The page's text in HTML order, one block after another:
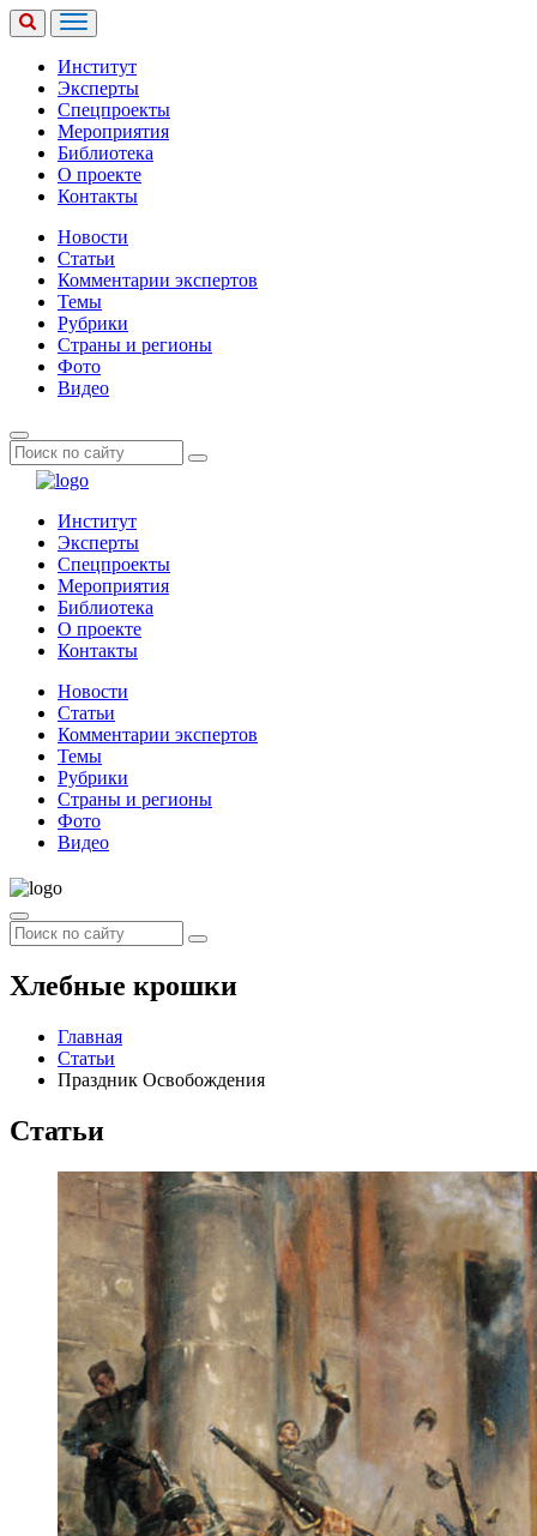
Институт
Эксперты
Спецпроекты
Мероприятия
Библиотека
О проекте
Контакты
Новости
Статьи
Комментарии экспертов
Темы
Рубрики
Страны и регионы
Фото
Видео
Институт
Эксперты
Спецпроекты
Мероприятия
Библиотека
О проекте
Контакты
Новости
Статьи
Комментарии экспертов
Темы
Рубрики
Страны и регионы
Фото
Видео
Хлебные крошки
Главная
Статьи
Праздник Освобождения
Статьи